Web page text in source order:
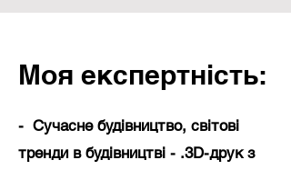
Моя експертність:
- Сучасне будівництво, світові
тренди в будівництві - .3D-друк з